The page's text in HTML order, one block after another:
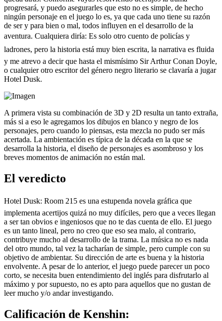
progresará, y puedo asegurarles que esto no es simple, de hecho
ningún personaje en el juego lo es, ya que cada uno tiene su razón
de ser y para bien o mal, todos influyen en el desarrollo de la
aventura. Cualquiera diría: Es solo otro cuento de policías y
ladrones, pero la historia está muy bien escrita, la narrativa es fluida
y me atrevo a decir que hasta el mismísimo Sir Arthur Conan Doyle,
o cualquier otro escritor del género negro literario se clavaría a jugar
Hotel Dusk.
A primera vista su combinación de 3D y 2D resulta un tanto extraña,
más si a eso le agregamos los dibujos en blanco y negro de los
personajes, pero cuando lo piensas, esta mezcla no pudo ser más
acertada. La ambientación es típica de la década en la que se
desarrolla la historia, el diseño de personajes es asombroso y los
breves momentos de animación no están mal.
El veredicto
Hotel Dusk: Room 215 es una estupenda novela gráfica que
implementa acertijos quizá no muy difíciles, pero que a veces llegan
a ser tan obvios e ingeniosos que no te das cuenta de ello. El juego
es un tanto lineal, pero no creo que eso sea malo, al contrario,
contribuye mucho al desarrollo de la trama. La música no es nada
del otro mundo, tal vez la tacharían de simple, pero cumple con su
objetivo de ambientar. Su dirección de arte es buena y la historia
envolvente. A pesar de lo anterior, el juego puede parecer un poco
corto, se necesita buen entendimiento del inglés para disfrutarlo al
máximo y por supuesto, no es apto para aquellos que no gustan de
leer mucho y/o andar investigando.
Calificación de Kenshin: